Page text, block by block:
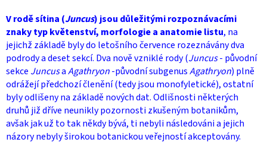
V rodě sítina (Juncus) jsou důležitými rozpoznávacími
znaky typ květenství, morfologie a anatomie listu, na
jejichž základě byly do letošního července rozeznávány dva
podrody a deset sekcí. Dva nově vzniklé rody (Juncus- původní
sekce JuncusaAgathryon-původní subgenusAgathryon) plně
odrážejí předchozí členění (tedy jsou monofyletické), ostatní
byly odlišeny na základě nových dat. Odlišnosti některých
druhů již dříve neunikly pozornosti zkušeným botanikům,
avšak jak už to tak někdy bývá, ti nebyli následováni a jejich
názory nebyly širokou botanickou veřejností akceptovány.